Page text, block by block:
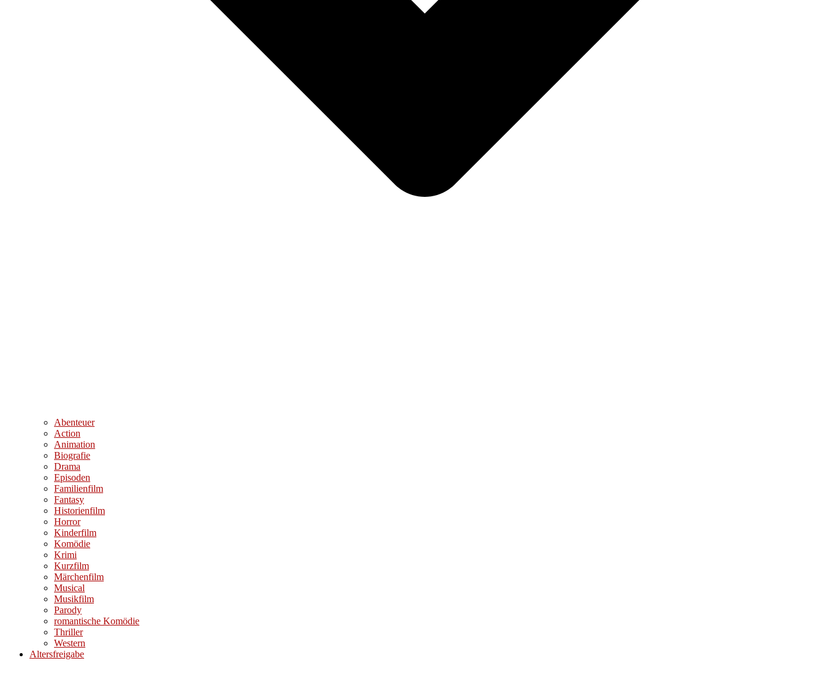
Abenteuer
Action
Animation
Biografie
Drama
Episoden
Familienfilm
Fantasy
Historienfilm
Horror
Kinderfilm
Komödie
Krimi
Kurzfilm
Märchenfilm
Musical
Musikfilm
Parody
romantische Komödie
Thriller
Western
Altersfreigabe